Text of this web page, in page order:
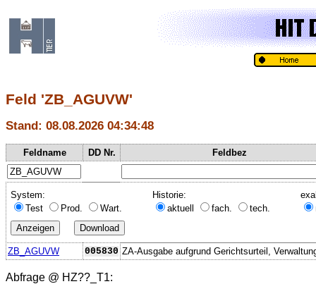
Feld 'ZB_AGUVW'
Stand: 08.08.2026 04:34:48
Feldname DD Nr. Feldbez
System:
Test
Prod. Wart.
Historie:
aktuell
fach. tech.
ZB_AGUVW 005830 ZA-Ausgabe aufgrund Gerichtsurteil,
Abfrage @ HZ??_T1: